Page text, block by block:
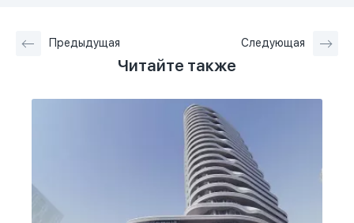
Предыдущая Следующая
Читайте также